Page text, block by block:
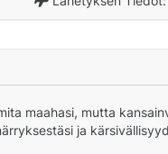
maahasi, mutta
ja